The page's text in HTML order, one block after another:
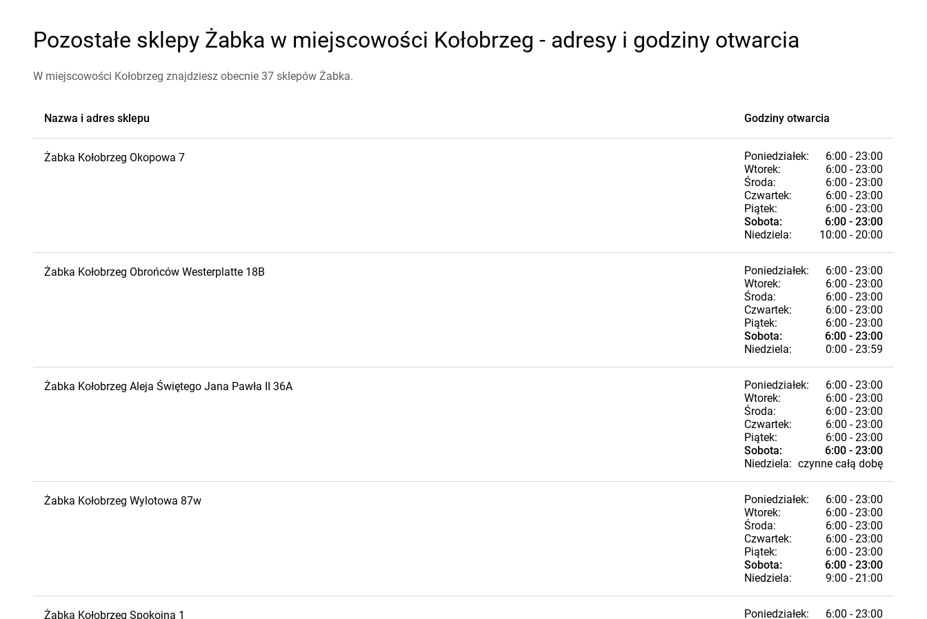
Pozostałe sklepy Żabka w miejscowości Kołobrzeg - adresy i godziny otwarcia
W miejscowości Kołobrzeg znajdziesz obecnie 37 sklepów Żabka.
Nazwa i adres sklepu Godziny otwarcia
Żabka Kołobrzeg Okopowa 7 Poniedziałek:
6:00 - 23:00
Wtorek:
6:00 - 23:00
Środa:
6:00 - 23:00
Czwartek:
6:00 - 23:00
Piątek:
6:00 - 23:00
Sobota:
6:00 - 23:00
Niedziela:
10:00 - 20:00
Żabka Kołobrzeg Obrońców Westerplatte 18B Poniedziałek:
6:00 - 23:00
Wtorek:
6:00 - 23:00
Środa:
6:00 - 23:00
Czwartek:
6:00 - 23:00
Piątek:
6:00 - 23:00
Sobota:
6:00 - 23:00
Niedziela:
0:00 - 23:59
Żabka Kołobrzeg Aleja Świętego Jana Pawła II 36A Poniedziałek:
6:00 - 23:00
Wtorek:
6:00 - 23:00
Środa:
6:00 - 23:00
Czwartek:
6:00 - 23:00
Piątek:
6:00 - 23:00
Sobota:
6:00 - 23:00
Niedziela: czynne całą dobę
Żabka Kołobrzeg Wylotowa 87w Poniedziałek:
6:00 - 23:00
Wtorek:
6:00 - 23:00
Środa:
6:00 - 23:00
Czwartek:
6:00 - 23:00
Piątek:
6:00 - 23:00
Sobota:
6:00 - 23:00
Niedziela:
9:00 - 21:00
Żabka Kołobrzeg Spokojna 1 Poniedziałek:
6:00 - 23:00